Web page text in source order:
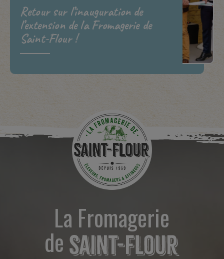
Retour sur l’inauguration de
l’extension de la Fromagerie de
Saint-Flour !
La Fromagerie
de